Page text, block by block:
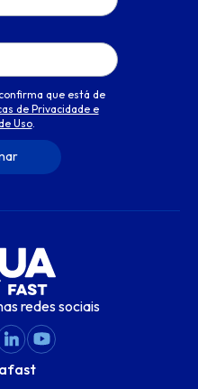
que está de
de Privacidade e
Uso.
redes sociais